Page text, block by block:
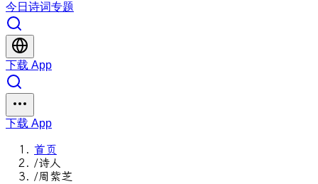
今日 诗词专题
下载 App
下载 App
首页
/诗人
/周紫芝